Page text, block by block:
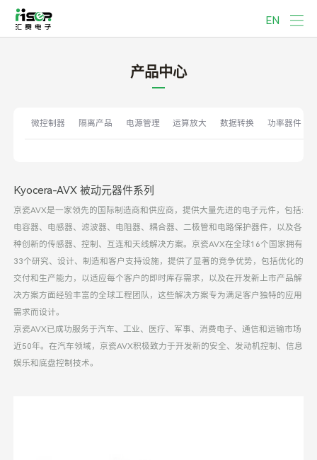
EN
产品中心
微控制器 隔离产品 电源管理 运算放大 数据转换 功率器件
Kyocera-AVX 被动元器件系列
京瓷AVX是一家领先的国际制造商和供应商，提供大量先进的电子元件，包括:
电容器、电感器、滤波器、电阻器、耦合器、二极管和电路保护器件，以及各
种创新的传感器、控制、互连和天线解决方案。京瓷AVX在全球16个国家拥有
33个研究、设计、制造和客户支持设施，提供了显著的竞争优势，包括优化的
交付和生产能力，以适应每个客户的即时库存需求，以及在开发新上市产品解
决方案方面经验丰富的全球工程团队，这些解决方案专为满足客户独特的应用
需求而设计。
京瓷AVX已成功服务于汽车、工业、医疗、军事、消费电子、通信和运输市场
近50年。在汽车领域，京瓷AVX积极致力于开发新的安全、发动机控制、信息
娱乐和底盘控制技术。